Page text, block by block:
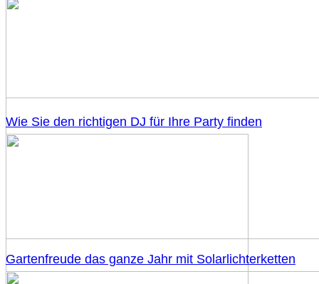
Wie Sie den richtigen DJ für Ihre Party finden
Gartenfreude das ganze Jahr mit Solarlichterketten